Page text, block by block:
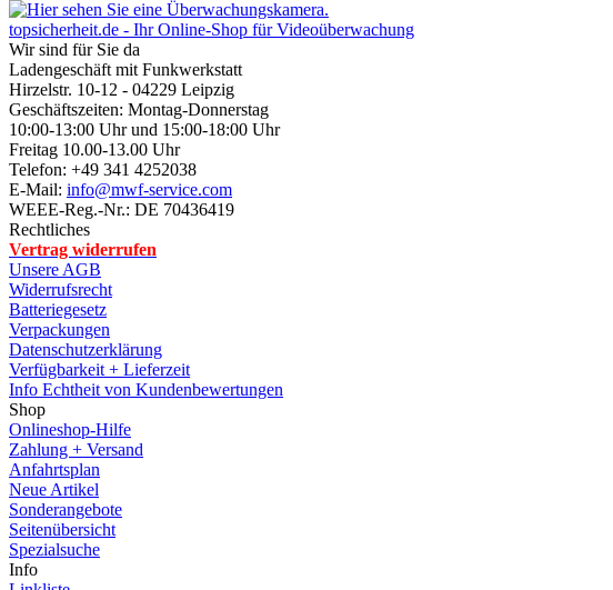
topsicherheit.de - Ihr Online-Shop für Videoüberwachung
Wir sind für Sie da
Ladengeschäft mit Funkwerkstatt
Hirzelstr. 10-12 - 04229 Leipzig
Geschäftszeiten: Montag-Donnerstag
10:00-13:00 Uhr und 15:00-18:00 Uhr
Freitag 10.00-13.00 Uhr
Telefon: +49 341 4252038
E-Mail: info@mwf-service.com
WEEE-Reg.-Nr.: DE 70436419
Rechtliches
Vertrag widerrufen
Unsere AGB
Widerrufsrecht
Batteriegesetz
Verpackungen
Datenschutzerklärung
Verfügbarkeit + Lieferzeit
Info Echtheit von Kundenbewertungen
Shop
Onlineshop-Hilfe
Zahlung + Versand
Anfahrtsplan
Neue Artikel
Sonderangebote
Seitenübersicht
Spezialsuche
Info